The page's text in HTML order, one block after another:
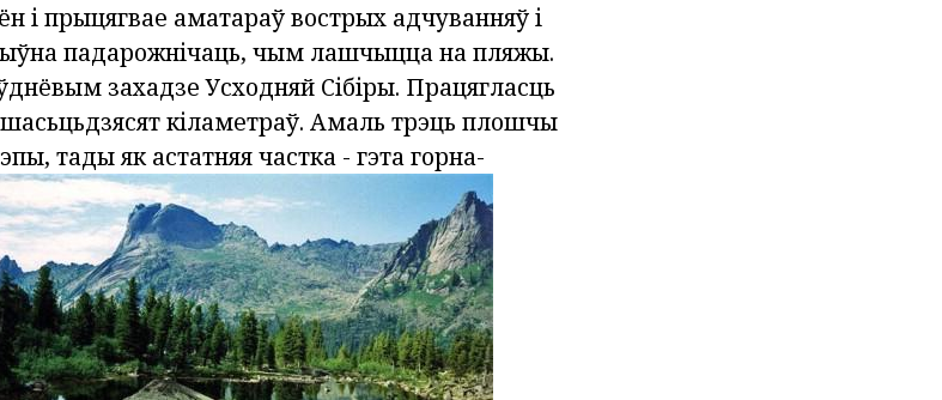
і прыцягвае аматараў вострых адчуванняў і
падарожнічаць, чым лашчыцца на пляжы.
захадзе Усходняй Сібіры. Працягласць
кіламетраў. Амаль трэць плошчы
тады як астатняя частка - гэта горна-